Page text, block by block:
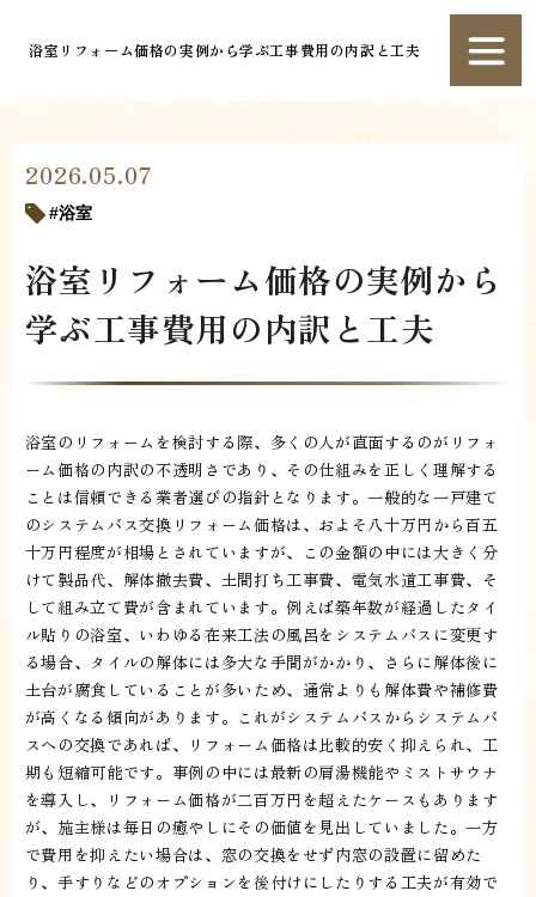
浴室リフォーム価格の実例から学ぶ工事費用の内訳と工夫
2026.05.07
浴室
浴室リフォーム価格の実例から
学ぶ工事費用の内訳と工夫
浴室のリフォームを検討する際、多くの人が直面するのがリフォ
ーム価格の内訳の不透明さであり、その仕組みを正しく理解する
ことは信頼できる業者選びの指針となります。一般的な一戸建て
のシステムバス交換リフォーム価格は、およそ八十万円から百五
十万円程度が相場とされていますが、この金額の中には大きく分
けて製品代、解体撤去費、土間打ち工事費、電気水道工事費、そ
して組み立て費が含まれています。例えば築年数が経過したタイ
ル貼りの浴室、いわゆる在来工法の風呂をシステムバスに変更す
る場合、タイルの解体には多大な手間がかかり、さらに解体後に
土台が腐食していることが多いため、通常よりも解体費や補修費
が高くなる傾向があります。これがシステムバスからシステムバ
スへの交換であれば、リフォーム価格は比較的安く抑えられ、工
期も短縮可能です。事例の中には最新の肩湯機能やミストサウナ
を導入し、リフォーム価格が二百万円を超えたケースもあります
が、施主様は毎日の癒やしにその価値を見出していました。一方
で費用を抑えたい場合は、窓の交換をせず内窓の設置に留めた
り、手すりなどのオプションを後付けにしたりする工夫が有効で